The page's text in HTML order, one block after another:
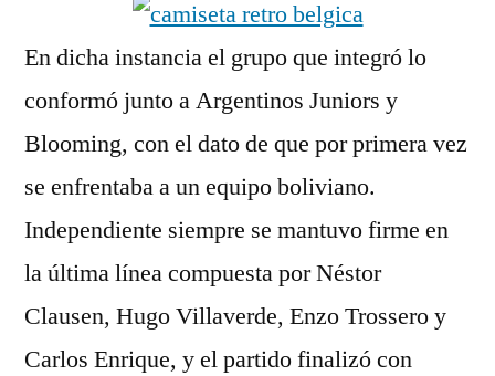
En dicha instancia el grupo que integró lo
conformó junto a Argentinos Juniors y
Blooming, con el dato de que por primera vez
se enfrentaba a un equipo boliviano.
Independiente siempre se mantuvo firme en
la última línea compuesta por Néstor
Clausen, Hugo Villaverde, Enzo Trossero y
Carlos Enrique, y el partido finalizó con